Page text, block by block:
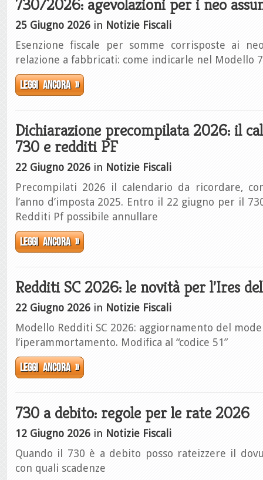
730/2026: agevolazioni per i neo
25 Giugno 2026 in Notizie Fiscali
Esenzione fiscale per somme corrisposte ai
relazione a fabbricati: come indicarle nel Modello
Leggi ancora »
Dichiarazione precompilata 2026: il
730 e redditi PF
22 Giugno 2026 in Notizie Fiscali
Precompilati 2026 il calendario da ricordare,
l’anno d’imposta 2025. Entro il 22 giugno per il
Redditi Pf possibile annullare
Leggi ancora »
Redditi SC 2026: le novità per l’Ires
22 Giugno 2026 in Notizie Fiscali
Modello Redditi SC 2026: aggiornamento del
l’iperammortamento. Modifica al “codice 51”
Leggi ancora »
730 a debito: regole per le rate 2026
12 Giugno 2026 in Notizie Fiscali
Quando il 730 è a debito posso rateizzere il
con quali scadenze